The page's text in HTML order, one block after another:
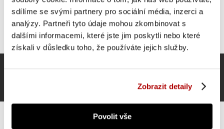
sdílíme se svými partnery pro sociální média, inzerci a
analýzy. Partneři tyto údaje mohou zkombinovat s
dalšími informacemi, které jste jim poskytli nebo které
získali v důsledku toho, že používáte jejich služby.
Zobrazit detaily
Povolit vše